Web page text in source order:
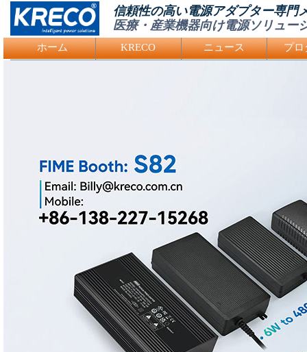
Logo Picture
信頼性の高い電源アダプター専門
医療・産業機器向け電源ソリュー
ホーム KRECO ニュース プロ